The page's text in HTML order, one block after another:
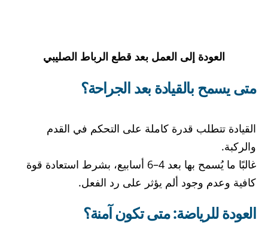
العودة إلى العمل بعد قطع الرباط الصليبي
متى يسمح بالقيادة بعد الجراحة؟
القيادة تتطلب قدرة كاملة على التحكم في القدم
والركبة.
غالبًا ما يُسمح بها بعد 4–6 أسابيع، بشرط استعادة قوة
كافية وعدم وجود ألم يؤثر على رد الفعل.
العودة للرياضة: متى تكون آمنة؟